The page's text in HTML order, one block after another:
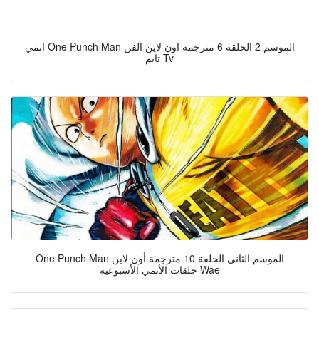
انمي One Punch Man الموسم 2 الحلقة 6 مترجمة اون لاين الفن
تايم Tv
One Punch Man الموسم الثاني الحلقة 10 مترجمة أون لاين
حلقات الأنمي الأسبوعية Wae